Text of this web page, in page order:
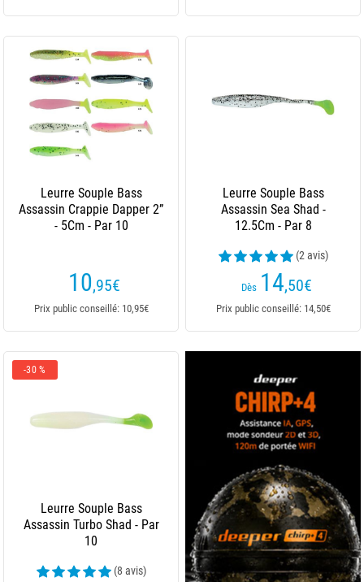
Leurre Souple Bass
Assassin Crappie Dapper 2”
- 5Cm - Par 10
10,95€
Prix public conseillé: 10,95€
Leurre Souple Bass
Assassin Sea Shad -
12.5Cm - Par 8
(2 avis)
Dès 14,50€
Prix public conseillé: 14,50€
-30 %
Leurre Souple Bass
Assassin Turbo Shad - Par
10
(8 avis)